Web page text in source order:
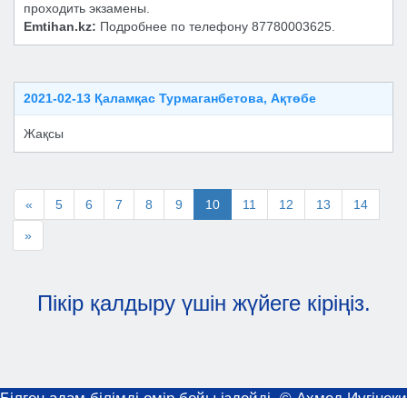
проходить экзамены.
Emtihan.kz: Подробнее по телефону 87780003625.
2021-02-13 Қаламқас Турмаганбетова, Ақтөбе
Жақсы
« 5 6 7 8 9 10 11 12 13 14
»
Пікір қалдыру үшін жүйеге кіріңіз.